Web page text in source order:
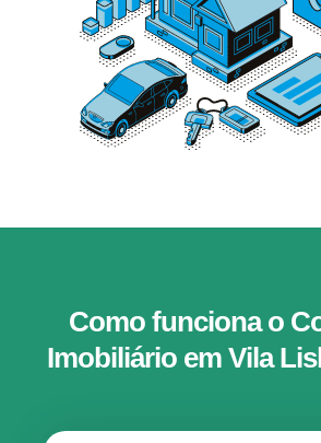
Como funciona o
Imobiliário em Vila